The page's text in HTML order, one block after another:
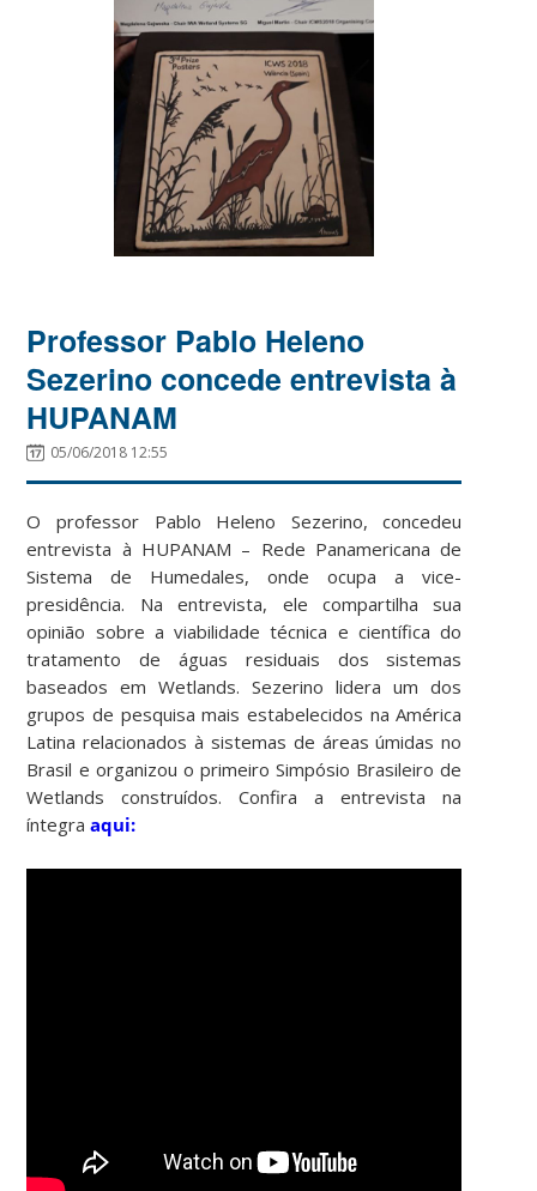
Professor Pablo Heleno
Sezerino concede entrevista à
HUPANAM
05/06/2018 12:55
O professor Pablo Heleno Sezerino, concedeu
entrevista à HUPANAM – Rede Panamericana de
Sistema de Humedales, onde ocupa a vice-
presidência. Na entrevista, ele compartilha sua
opinião sobre a viabilidade técnica e científica do
tratamento de águas residuais dos sistemas
baseados em Wetlands. Sezerino lidera um dos
grupos de pesquisa mais estabelecidos na América
Latina relacionados à sistemas de áreas úmidas no
Brasil e organizou o primeiro Simpósio Brasileiro de
Wetlands construídos. Confira a entrevista na
íntegraaqui: